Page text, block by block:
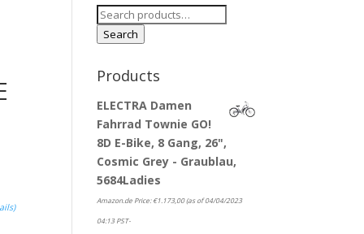
)
Search
for:
Search
Products
ELECTRA Damen
Fahrrad Townie GO!
8D E-Bike, 8 Gang, 26",
Cosmic Grey - Graublau,
5684Ladies
Amazon.de Price:€1.173,00(as of 04/04/2023
04:13 PST-